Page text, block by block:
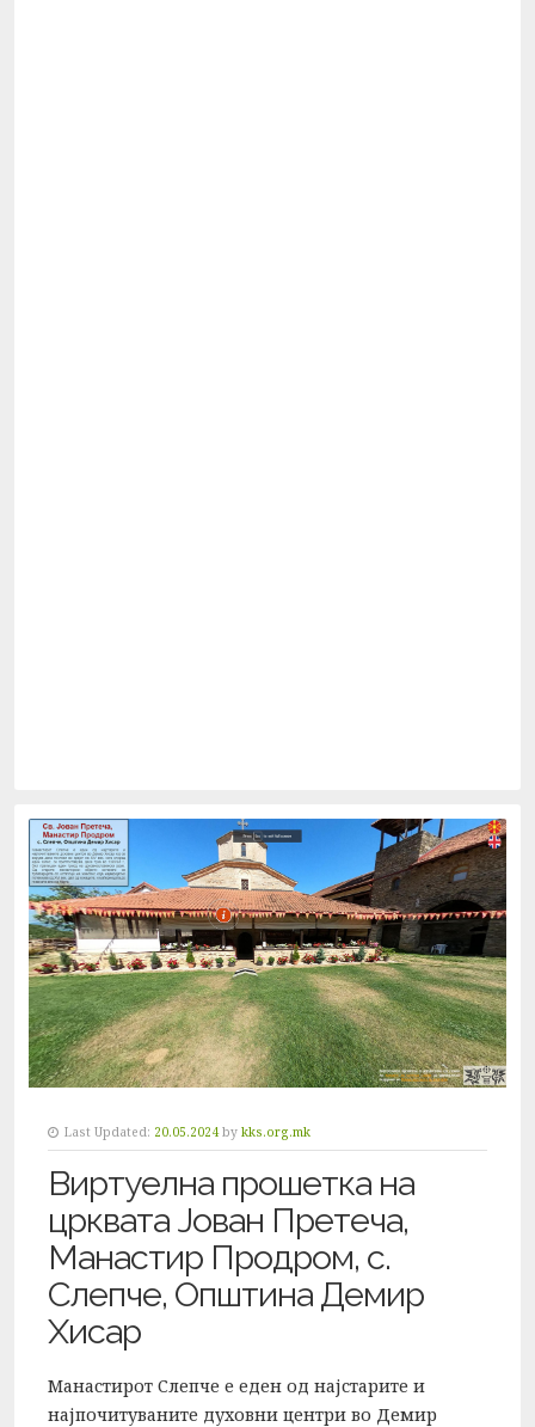
Last Updated: 20.05.2024 by kks.org.mk
Виртуелна прошетка на
црквата Јован Претеча,
Манастир Продром, с.
Слепче, Општина Демир
Хисар
Манастирот Слепче е еден од најстарите и
најпочитуваните духовни центри во Демир